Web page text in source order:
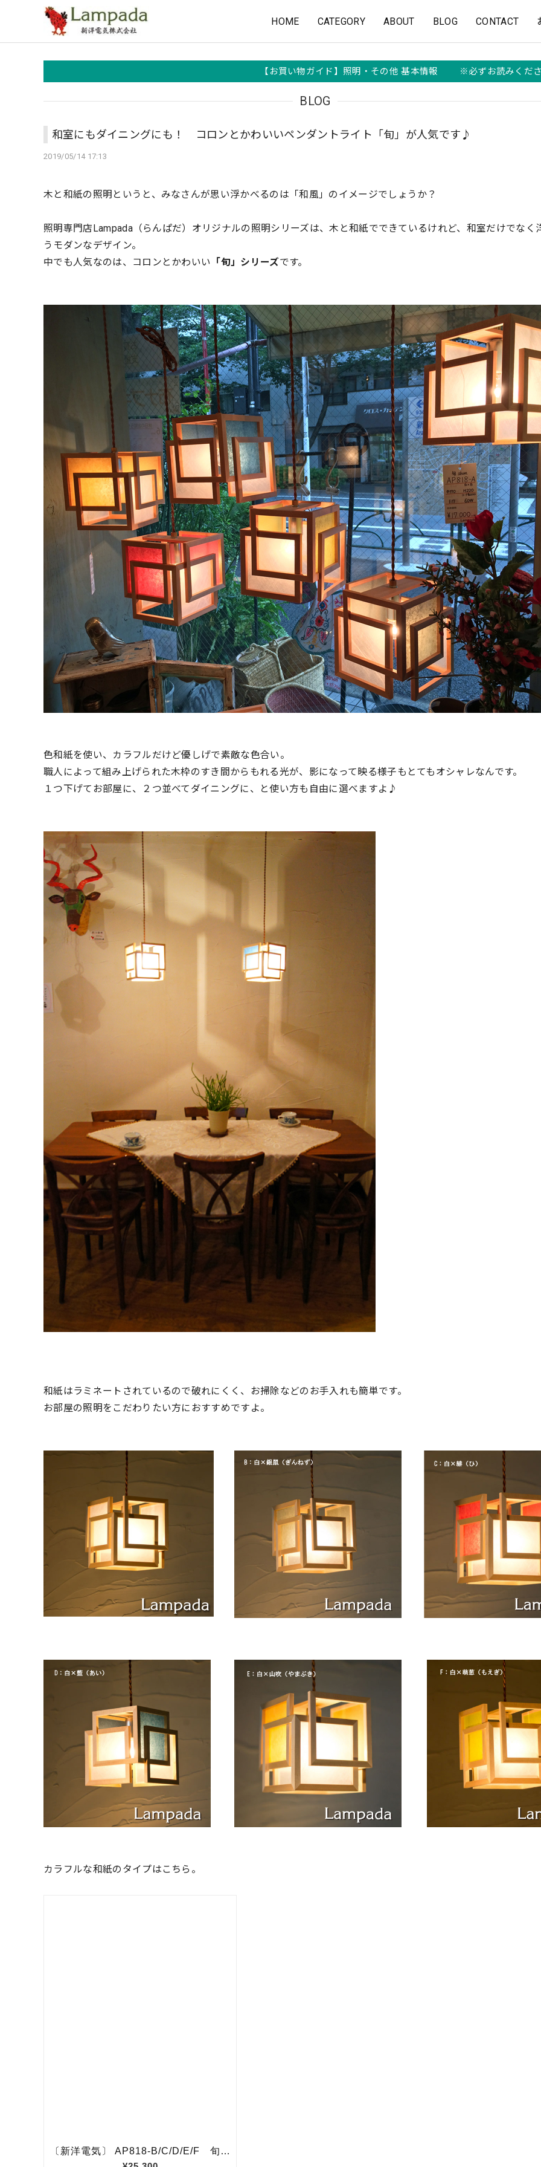
HOME CATEGORY ABOUT BLOG CONTACT
【お買い物ガイド】照明・その他 基本情報 ※必ずお読みくだ
BLOG
和室にもダイニングにも！ コロンとかわいいペンダントライト「旬」が人気です♪
2019/05/14 17:13
木と和紙の照明というと、みなさんが思い浮かべるのは「和風」のイメージでしょうか？
照明専門店Lampada（らんぱだ）オリジナルの照明シリーズは、木と和紙でできているけれど、和室だけでなく
うモダンなデザイン。
中でも人気なのは、コロンとかわいい 「旬」シリーズです。
色和紙を使い、カラフルだけど優しげで素敵な色合い。
職人によって組み上げられた木枠のすき間からもれる光が、影になって映る様子もとてもオシャレなんです。
１つ下げてお部屋に、２つ並べてダイニングに、と使い方も自由に選べますよ♪
和紙はラミネートされているので破れにくく、お掃除などのお手入れも簡単です。
お部屋の照明をこだわりたい方におすすめですよ。
カラフルな和紙のタイプはこちら。